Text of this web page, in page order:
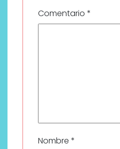
Comentario *
Nombre *